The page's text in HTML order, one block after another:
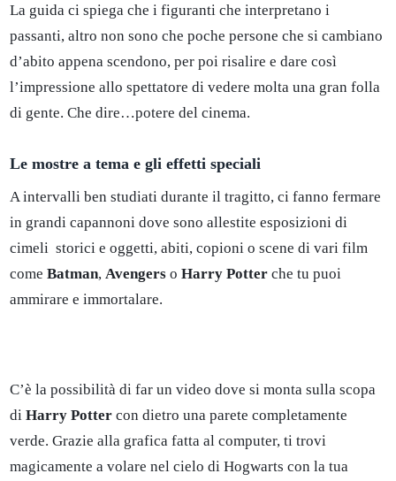
La guida ci spiega che i figuranti che interpretano i
passanti, altro non sono che poche persone che si cambiano
d’abito appena scendono, per poi risalire e dare così
l’impressione allo spettatore di vedere molta una gran folla
di gente. Che dire…potere del cinema.
Le mostre a tema e gli effetti speciali
A intervalli ben studiati durante il tragitto, ci fanno fermare
in grandi capannoni dove sono allestite esposizioni di
cimeli storici e oggetti, abiti, copioni o scene di vari film
come Batman, Avengers o Harry Potter che tu puoi
ammirare e immortalare.
C’è la possibilità di far un video dove si monta sulla scopa
di Harry Potter con dietro una parete completamente
verde. Grazie alla grafica fatta al computer, ti trovi
magicamente a volare nel cielo di Hogwarts con la tua